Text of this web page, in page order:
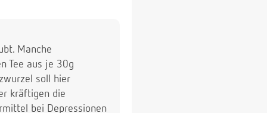
Manche
Tee aus je 30g
soll hier
kräftigen die
bei Depressionen